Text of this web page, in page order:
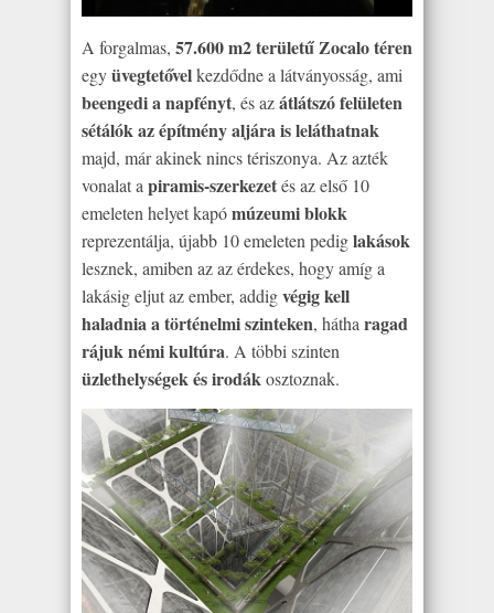
A forgalmas, 57.600 m2 területű Zocalo téren
együvegtetővelkezdődne a látványosság, ami
beengedi a napfényt, és azátlátszó felületen
sétálók az építmény aljára is leláthatnak
majd, már akinek nincs tériszonya. Az azték
vonalat apiramis-szerkezetés az első 10
emeleten helyet kapómúzeumi blokk
reprezentálja, újabb 10 emeleten pediglakások
lesznek, amiben az az érdekes, hogy amíg a
lakásig eljut az ember, addigvégig kell
haladnia a történelmi szinteken, hátharagad
rájuk némi kultúra. A többi szinten
üzlethelységek és irodákosztoznak.